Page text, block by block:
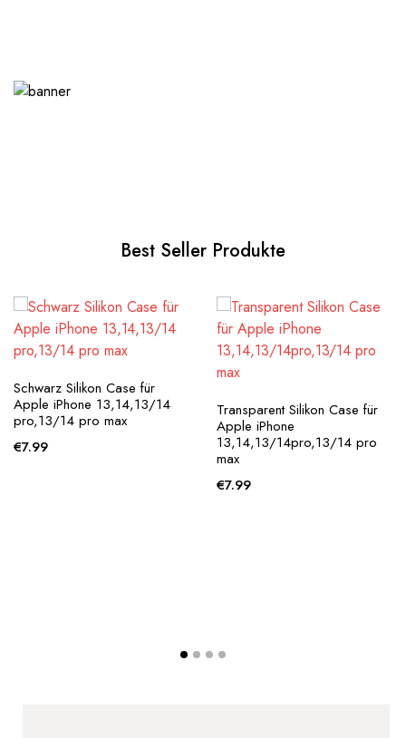
Best Seller Produkte
Schwarz Silikon Case für
Apple iPhone 13,14,13/14
pro,13/14 pro max
€7.99
Transparent Silikon Case für
Apple iPhone
13,14,13/14pro,13/14 pro
max
€7.99